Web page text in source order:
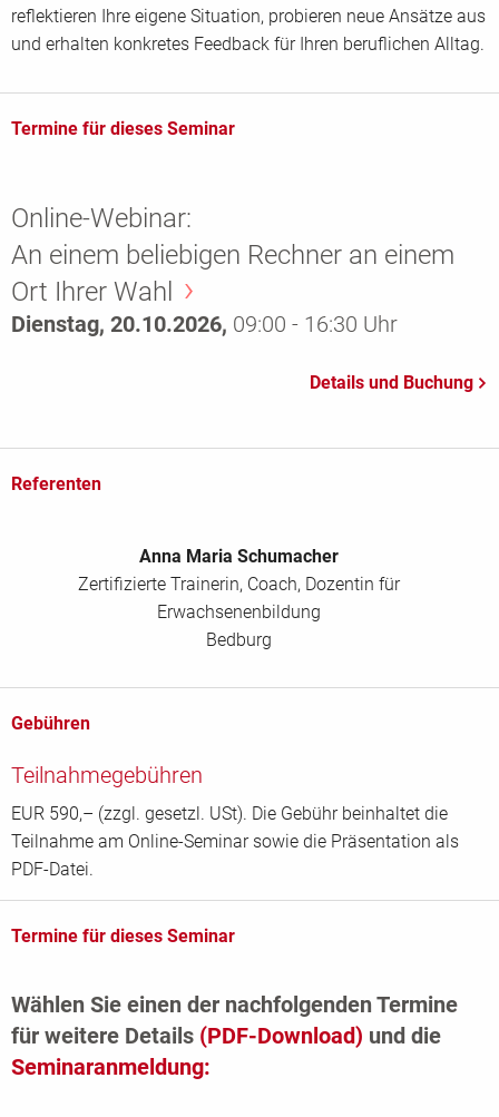
reflektieren Ihre eigene Situation, probieren neue Ansätze aus
und erhalten konkretes Feedback für Ihren beruflichen Alltag.
Termine für dieses Seminar
Online-Webinar:
An einem beliebigen Rechner an einem
Ort Ihrer Wahl
Dienstag, 20.10.2026, 09:00 - 16:30 Uhr
Referenten
Anna Maria Schumacher
Zertifizierte Trainerin, Coach, Dozentin für
Erwachsenenbildung
Bedburg
Gebühren
Teilnahmegebühren
EUR 590,– (zzgl. gesetzl. USt). Die Gebühr beinhaltet die
Teilnahme am Online-Seminar sowie die Präsentation als
PDF-Datei.
Termine für dieses Seminar
Wählen Sie einen der nachfolgenden Termine
für weitere Details (PDF-Download) und die
Seminaranmeldung: